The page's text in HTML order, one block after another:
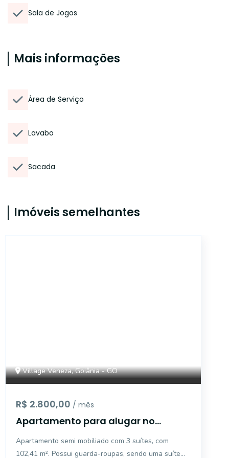
Sala de Jogos
Mais informações
Área de Serviço
Lavabo
Sacada
Imóveis semelhantes
Village Veneza, Goiânia - GO
R$ 2.800,00 / mês
Apartamento para alugar no
Clube, no Village Veneza, em
Apartamento semi mobiliado com 3 suítes, com
102,41 m². Possui guarda-roupas, sendo uma suíte